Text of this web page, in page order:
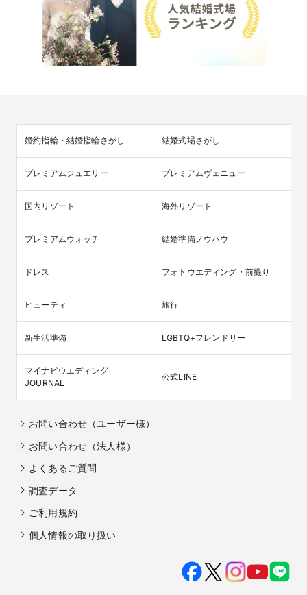
婚約指輪・結婚指輪さがし 結婚式場さがし
プレミアムジュエリー プレミアムヴェニュー
国内リゾート 海外リゾート
プレミアムウォッチ 結婚準備ノウハウ
ドレス フォトウエディング・前撮り
ビューティ 旅行
新生活準備 LGBTQ+フレンドリー
マイナビウエディング
JOURNAL
公式LINE
お問い合わせ（ユーザー様）
お問い合わせ（法人様）
よくあるご質問
調査データ
ご利用規約
個人情報の取り扱い